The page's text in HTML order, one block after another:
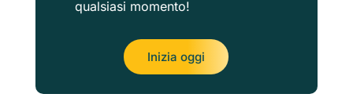
qualsiasi momento!
Inizia oggi